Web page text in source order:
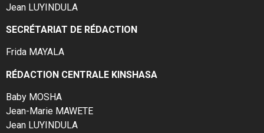
Jean LUYINDULA
SECRÉTARIAT DE RÉDACTION
Frida MAYALA
RÉDACTION CENTRALE KINSHASA
Baby MOSHA
Jean-Marie MAWETE
Jean LUYINDULA